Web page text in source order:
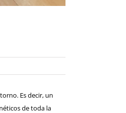
Es decir, un
de toda la